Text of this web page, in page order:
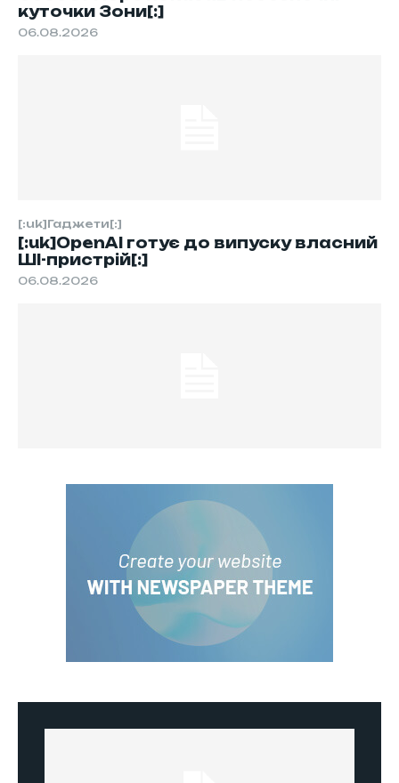
куточки Зони[:]
06.08.2026
[:uk]Гаджети[:]
[:uk]OpenAI готує до випуску власний
ШІ-пристрій[:]
06.08.2026